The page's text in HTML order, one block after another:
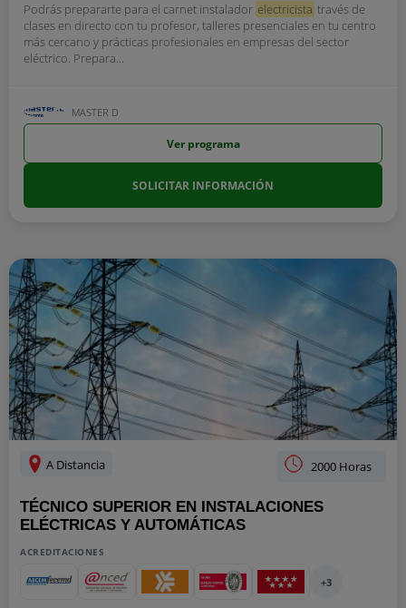
Podrás prepararte para el carnet instalador electricista través de
clases en directo con tu profesor, talleres presenciales en tu centro
más cercano y prácticas profesionales en empresas del sector
eléctrico. Prepara...
MASTER D
Ver programa
SOLICITAR INFORMACIÓN
A Distancia 2000 Horas
TÉCNICO SUPERIOR EN INSTALACIONES
ELÉCTRICAS Y AUTOMÁTICAS
ACREDITACIONES
+3